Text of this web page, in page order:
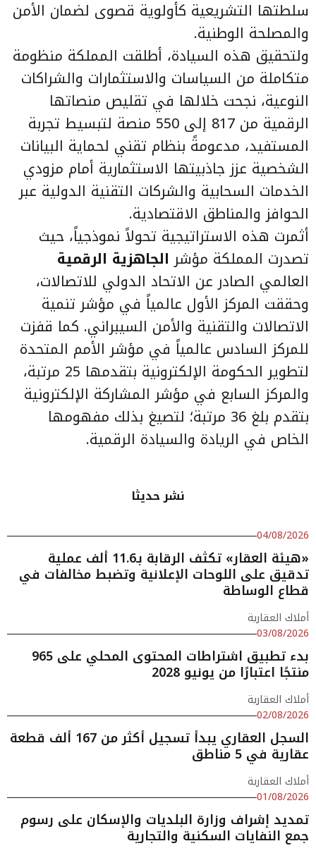
سلطتها التشريعية كأولوية قصوى لضمان الأمن
والمصلحة الوطنية.
ولتحقيق هذه السيادة، أطلقت المملكة منظومة
متكاملة من السياسات والاستثمارات والشراكات
النوعية، نجحت خلالها في تقليص منصاتها
الرقمية من 817 إلى 550 منصة لتبسيط تجربة
المستفيد، مدعومةً بنظام تقني لحماية البيانات
الشخصية عزز جاذبيتها الاستثمارية أمام مزودي
الخدمات السحابية والشركات التقنية الدولية عبر
الحوافز والمناطق الاقتصادية.
أثمرت هذه الاستراتيجية تحولاً نموذجياً، حيث
تصدرت المملكة مؤشر الجاهزية الرقمية
العالمي الصادر عن الاتحاد الدولي للاتصالات،
وحققت المركز الأول عالمياً في مؤشر تنمية
الاتصالات والتقنية والأمن السيبراني. كما قفزت
للمركز السادس عالمياً في مؤشر الأمم المتحدة
لتطوير الحكومة الإلكترونية بتقدمها 25 مرتبة،
والمركز السابع في مؤشر المشاركة الإلكترونية
بتقدم بلغ 36 مرتبة؛ لتصيغ بذلك مفهومها
الخاص في الريادة والسيادة الرقمية.
نشر حديثا
04/08/2026
«هيئة العقار» تكثف الرقابة بـ11.6 ألف عملية
تدقيق على اللوحات الإعلانية وتضبط مخالفات في
قطاع الوساطة
أملاك العقارية
03/08/2026
بدء تطبيق اشتراطات المحتوى المحلي على 965
منتجًا اعتبارًا من يونيو 2028
أملاك العقارية
02/08/2026
السجل العقاري يبدأ تسجيل أكثر من 167 ألف قطعة
عقارية في 5 مناطق
أملاك العقارية
01/08/2026
تمديد إشراف وزارة البلديات والإسكان على رسوم
جمع النفايات السكنية والتجارية